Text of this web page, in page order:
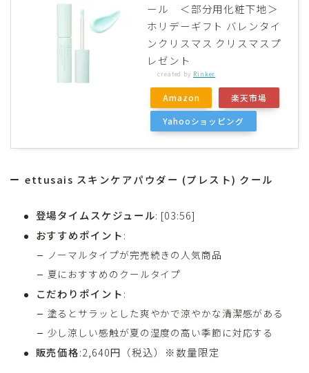
ール ＜部分用化粧下地＞
ホリデーギフト バレンタイ
ンクリスマス クリスマスプ
レゼント
created by Rinker
Amazon 楽天市場
Yahooショッピング
ettusais スキンケアパウダー (プレスト) クール
登場タイムスケジュール: [03:56]
おすすめポイント:
ノーマルタイプが完売続きの人気商品
夏におすすめのクールタイプ
こだわりポイント:
塗るとサラッとした爽やかで涼やかな清潔感がある
少し涼しい感触が夏の湿度の高い季節に対応する
販売価格:2,640円（税込）※数量限定